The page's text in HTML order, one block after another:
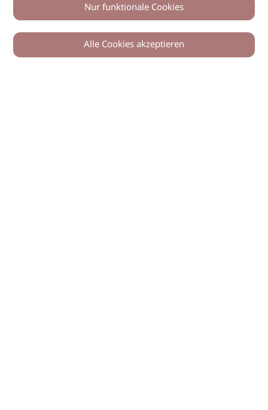
0
Nur funktionale Cookies
Alle Cookies akzeptieren